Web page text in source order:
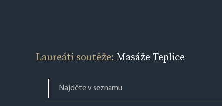
Laureáti soutěže: Masáže Teplice